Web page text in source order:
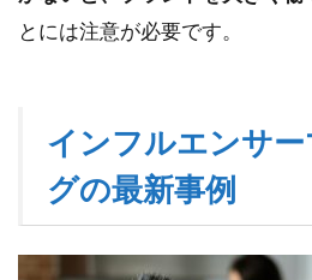
とには注意が必要です。
インフルエンサ
グの最新事例